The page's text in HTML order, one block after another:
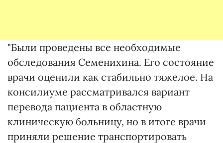
"Были проведены все необходимые
обследования Семенихина. Его состояние
врачи оценили как стабильно тяжелое. На
консилиуме рассматривался вариант
перевода пациента в областную
клиническую больницу, но в итоге врачи
приняли решение транспортировать